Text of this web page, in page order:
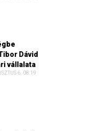
Dávid
vállalata
6. 08:19